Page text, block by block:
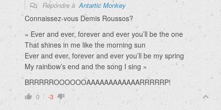
Répondre àAntartic Monkey
Connaissez-vous Demis Roussos?
« Ever and ever, forever and ever you’ll be the one
That shines in me like the morning sun
Ever and ever, forever and ever you’ll be my spring
My rainbow’s end and the song I sing »
BRRRRROOOOOOAAAAAAAAAAAARRRRRP!
0 -3